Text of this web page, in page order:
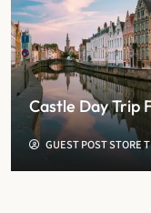
Castle Day Trip
GUEST POST STORE